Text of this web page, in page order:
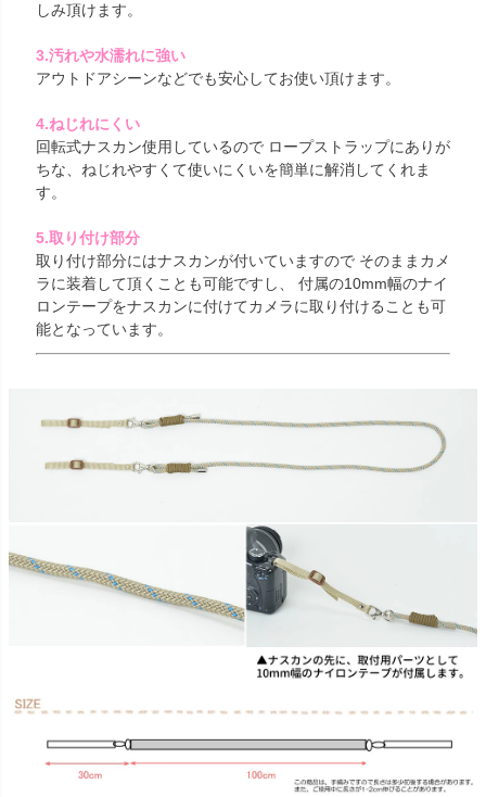
しみ頂けます。
3.汚れや水濡れに強い
アウトドアシーンなどでも安心してお使い頂けます。
4.ねじれにくい
回転式ナスカン使用しているので ロープストラップにありが
ちな、ねじれやすくて使いにくいを簡単に解消してくれま
す。
5.取り付け部分
取り付け部分にはナスカンが付いていますので そのままカメ
ラに装着して頂くことも可能ですし、 付属の10mm幅のナイ
ロンテープをナスカンに付けてカメラに取り付けることも可
能となっています。